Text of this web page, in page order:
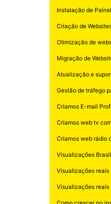
Instalação de
Criação de
Otimização de
Migração de
Atualização e
Gestão de tráfego
Criamos E-mail
Criamos web tv
Criamos web rádio
Visualizações
Visualizações reais
Visualizações reais